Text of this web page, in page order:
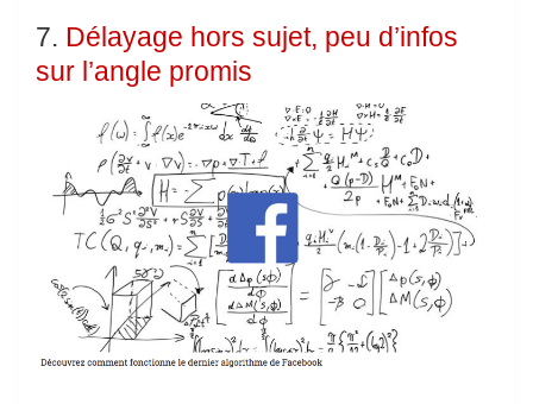
7. Délayage hors sujet, peu d’infos
sur l’angle promis